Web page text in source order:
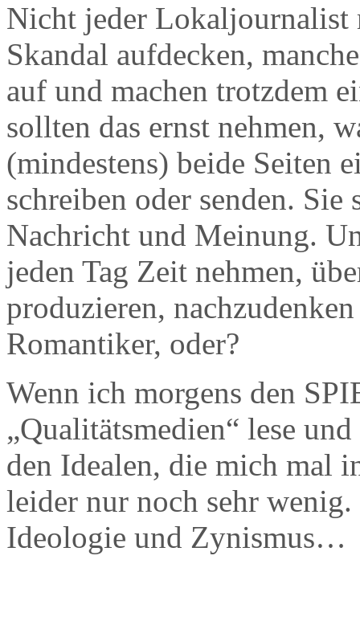
Nicht jeder Lokaljournalist
Skandal aufdecken,
auf und machen trotzdem
sollten das ernst nehmen,
(mindestens) beide Seiten
schreiben oder senden.
Nachricht und Meinung.
jeden Tag Zeit nehmen,
produzieren,
Romantiker, oder?
Wenn ich morgens den
„Qualitätsmedien“ lese
den Idealen, die mich mal
leider nur noch sehr
Ideologie und Zynismus…